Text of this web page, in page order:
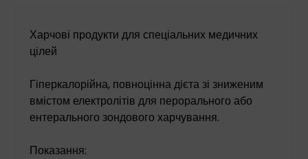
Харчові продукти для спеціальних медичних
цілей
Гіперкалорійна, повноцінна дієта зі зниженим
вмістом електролітів для перорального або
ентерального зондового харчування.
Показання: